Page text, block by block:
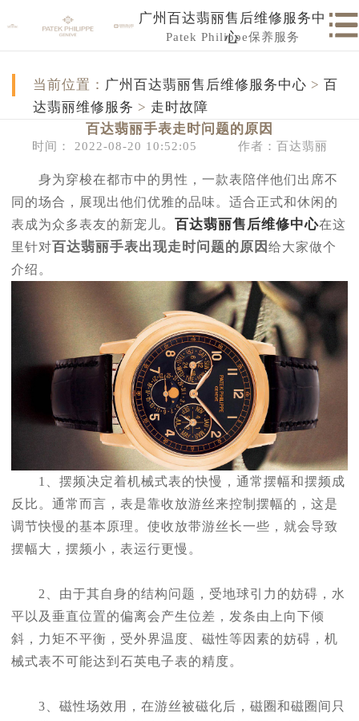
广州百达翡丽售后维修服务中
心
Patek Philippe保养服务
当前位置： 广州百达翡丽售后维修服务中心 > 百
达翡丽维修服务 > 走时故障
百达翡丽手表走时问题的原因
时间： 2022-08-20 10:52:05 作者：百达翡丽
身为穿梭在都市中的男性，一款表陪伴他们出席不
同的场合，展现出他们优雅的品味。适合正式和休闲的
表成为众多表友的新宠儿。 百达翡丽售后维修中心在这
里针对百达翡丽手表出现走时问题的原因 给大家做个
介绍。
1、摆频决定着机械式表的快慢，通常摆幅和摆频成
反比。通常而言，表是靠收放游丝来控制摆幅的，这是
调节快慢的基本原理。使收放带游丝长一些，就会导致
摆幅大，摆频小，表运行更慢。
2、由于其自身的结构问题，受地球引力的妨碍，水
平以及垂直位置的偏离会产生位差，发条由上向下倾
斜，力矩不平衡，受外界温度、磁性等因素的妨碍，机
械式表不可能达到石英电子表的精度。
3、磁性场效用，在游丝被磁化后，磁圈和磁圈间只